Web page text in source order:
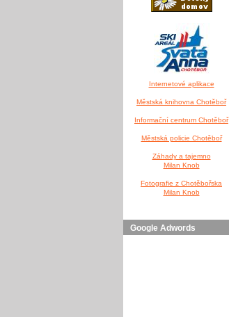
Internetové aplikace
Městská knihovna Chotěboř
Informační centrum Chotěboř
Městská policie Chotěboř
Záhady a tajemno
Milan Knob
Fotografie z Chotěbořska
Milan Knob
Google Adwords